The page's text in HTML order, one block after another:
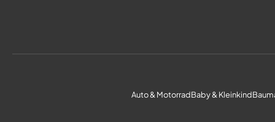
Auto & MotorradBaby & Kleinkind